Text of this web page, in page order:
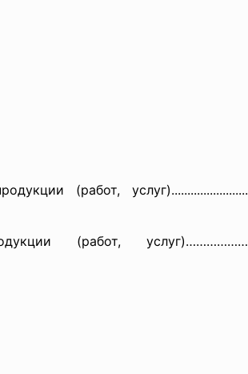
(работ, услуг)........................
(работ, услуг)………………